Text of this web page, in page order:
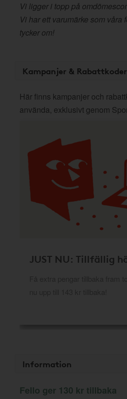
Vi ligger i topp på
Vi har ett varumärke som våra
tycker om!
Kampanjer & Rabattkoder
Här finns kampanjer och
använda, exklusivt genom
JUST NU: Tillfällig
Information
Fello ger 130 kr tillbaka